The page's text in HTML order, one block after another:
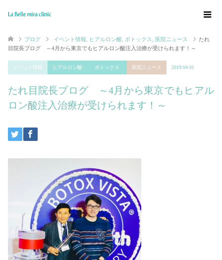
ブログ イベント情報 ヒアルロン酸 ボトックス 医院ニュース
たれ
目院長ブログ ～4月から東京でもヒアルロン酸注入治療が受けられます！～
イベント情報 ヒアルロン酸 ボトックス 医院ニュース 2019.04.01
たれ目院長ブログ ～4月から東京でもヒアル
ロン酸注入治療が受けられます！～